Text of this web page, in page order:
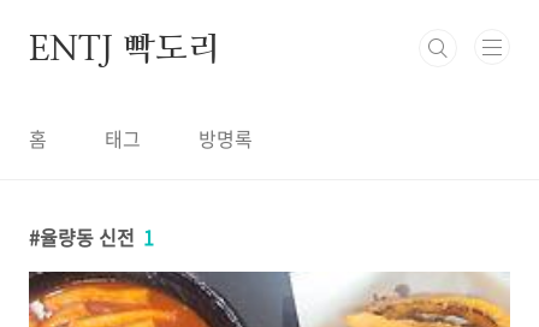
ENTJ 빡도리
홈 태그 방명록
율량동 신전 1